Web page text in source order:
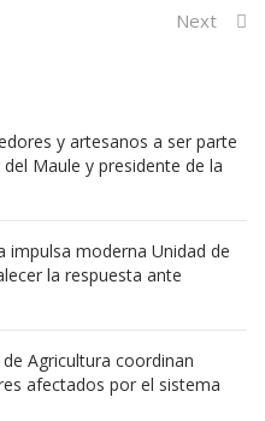
Next
y artesanos a ser parte
Maule y presidente de la
impulsa moderna Unidad de
la respuesta ante
Agricultura coordinan
afectados por el sistema